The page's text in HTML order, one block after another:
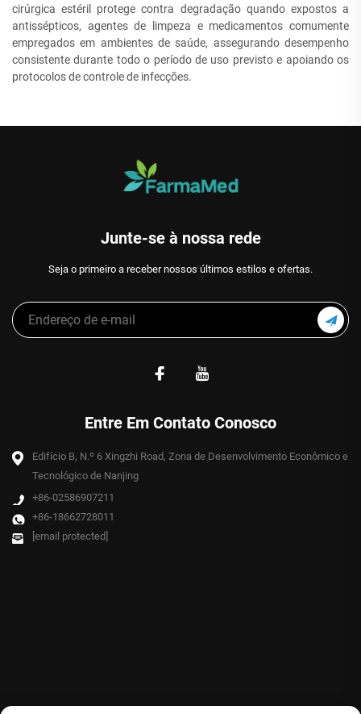
cirúrgica estéril protege contra degradação quando expostos a
antissépticos, agentes de limpeza e medicamentos comumente
empregados em ambientes de saúde, assegurando desempenho
consistente durante todo o período de uso previsto e apoiando os
protocolos de controle de infecções.
Junte-se à nossa rede
Seja o primeiro a receber nossos últimos estilos e ofertas.
Entre Em Contato Conosco
Edifício B, N.º 6 Xingzhi Road, Zona de Desenvolvimento Econômico e
Tecnológico de Nanjing
+86-02586907211
+86-18662728011
[email protected]